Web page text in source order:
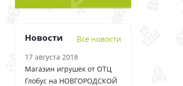
Новости Все новости
17 августа 2018
Магазин игрушек от ОТЦ
Глобус на НОВГОРОДСКОЙ